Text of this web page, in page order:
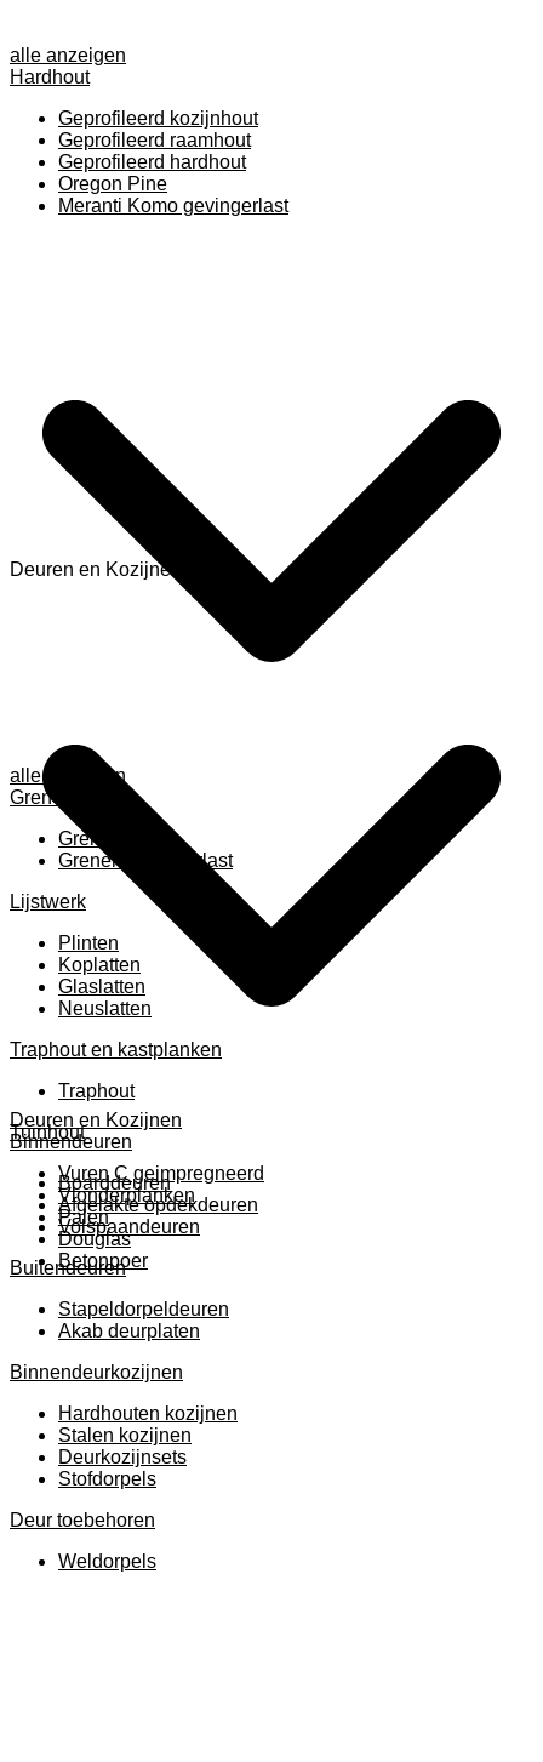
alle anzeigen
Hardhout
Geprofileerd kozijnhout
Geprofileerd raamhout
Geprofileerd hardhout
Oregon Pine
Meranti Komo gevingerlast
alle anzeigen
Grenen
Grenen B ruw
Grenen gevingerlast
Lijstwerk
Plinten
Koplatten
Glaslatten
Neuslatten
Traphout en kastplanken
Traphout
Tuinhout
Vuren C geimpregneerd
Vlonderplanken
Palen
Douglas
Betonpoer
Deuren en Kozijnen
Deuren en Kozijnen
Binnendeuren
Boarddeuren
Afgelakte opdekdeuren
Volspaandeuren
Buitendeuren
Stapeldorpeldeuren
Akab deurplaten
Binnendeurkozijnen
Hardhouten kozijnen
Stalen kozijnen
Deurkozijnsets
Stofdorpels
Deur toebehoren
Weldorpels